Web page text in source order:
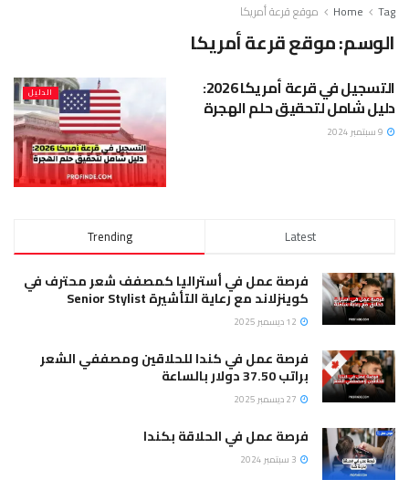
Home Tag موقع قرعة أمريكا
الوسم:موقع قرعة أمريكا
الدليل التسجيل في قرعة أمريكا 2026:
دليل شامل لتحقيق حلم الهجرة
Trending Latest
فرصة عمل في أستراليا كمصفف شعر محترف في
كوينزلاند مع رعاية التأشيرة Senior Stylist
فرصة عمل في كندا للحلاقين ومصففي الشعر
براتب 37.50 دولار بالساعة
فرصة عمل في الحلاقة بكندا